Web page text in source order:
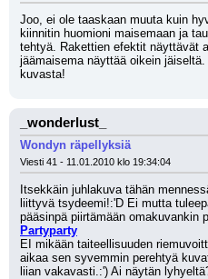
Joo, ei ole taaskaan muuta kuin
kiinnitin huomioni maisemaan ja
tehtyä. Rakettien efektit näyttävät
jäämaisema näyttää oikein
kuvasta!
_wonderlust_
Wondyn räpellyksiä
Viesti 41 - 11.01.2010 klo 19:34:04
Itsekkäin juhlakuva tähän
liittyvä tsydeemi!:'D Ei mutta
pääsinpä piirtämään omakuvankin
Partyparty
EI mikään taiteellisuuden
aikaa sen syvemmin perehtyä
liian vakavasti.:') Ai näytän